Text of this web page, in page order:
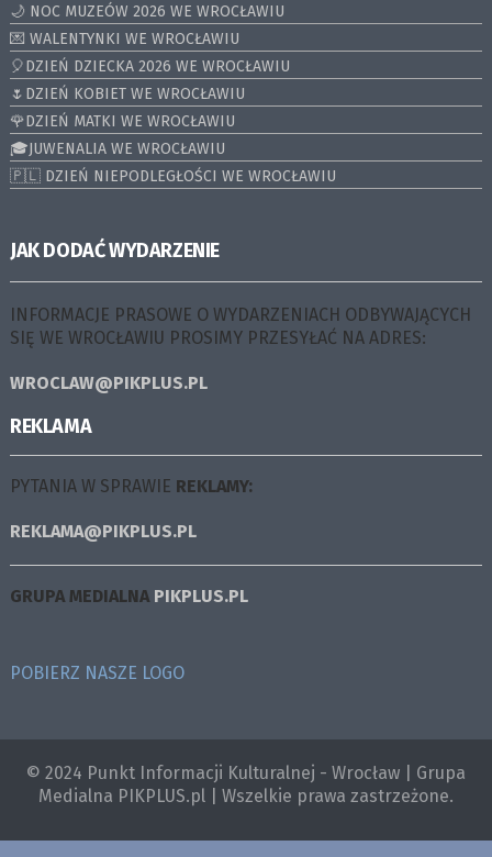
🌙 NOC MUZEÓW 2026 WE WROCŁAWIU
💌 WALENTYNKI WE WROCŁAWIU
🎈DZIEŃ DZIECKA 2026 WE WROCŁAWIU
🌷DZIEŃ KOBIET WE WROCŁAWIU
🌹DZIEŃ MATKI WE WROCŁAWIU
🎓JUWENALIA WE WROCŁAWIU
🇵🇱 DZIEŃ NIEPODLEGŁOŚCI WE WROCŁAWIU
JAK DODAĆ WYDARZENIE
INFORMACJE PRASOWE O WYDARZENIACH ODBYWAJĄCYCH
SIĘ WE WROCŁAWIU PROSIMY PRZESYŁAĆ NA ADRES:
WROCLAW@PIKPLUS.PL
REKLAMA
PYTANIA W SPRAWIE REKLAMY:
REKLAMA@PIKPLUS.PL
GRUPA MEDIALNA PIKPLUS.PL
POBIERZ NASZE LOGO
© 2024 Punkt Informacji Kulturalnej - Wrocław | Grupa
Medialna PIKPLUS.pl | Wszelkie prawa zastrzeżone.